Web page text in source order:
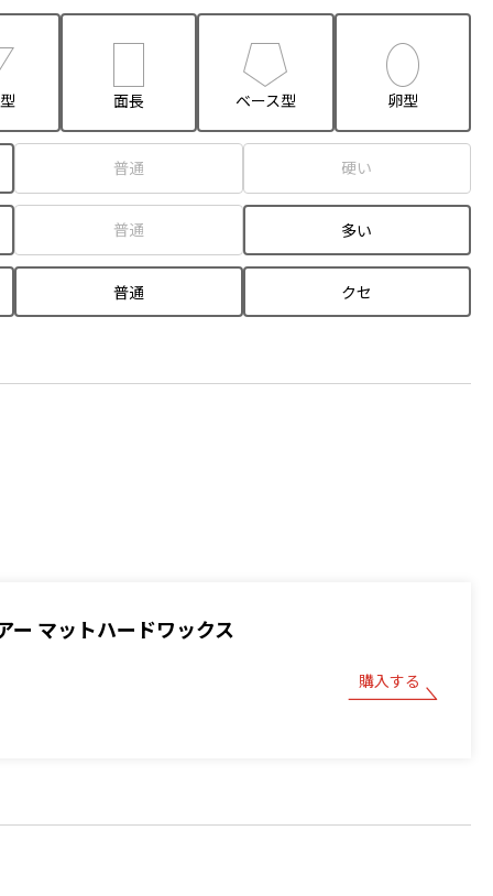
面長 ベース型 卵型
普通 硬い
普通 多い
普通 クセ
ー マットハードワックス
購入する